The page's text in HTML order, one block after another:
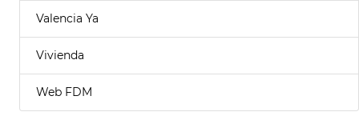
Valencia Ya
Vivienda
Web FDM